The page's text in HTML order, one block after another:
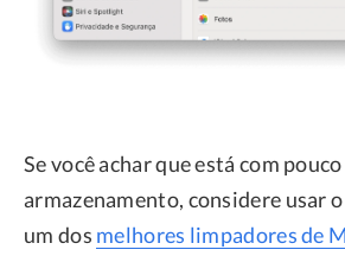
Se você achar que está com
armazenamento, considere usar
um dos melhores limpadores de